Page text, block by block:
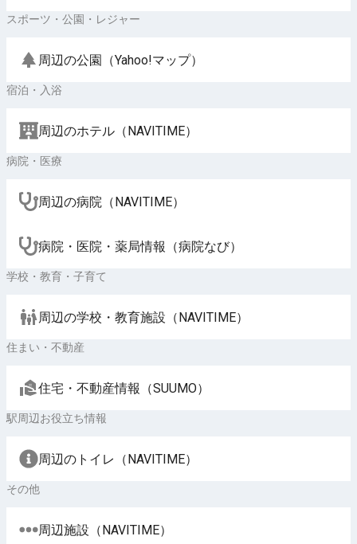
スポーツ・公園・レジャー
周辺の公園（Yahoo!マップ）
宿泊・入浴
周辺のホテル（NAVITIME）
病院・医療
周辺の病院（NAVITIME）
病院・医院・薬局情報（病院なび）
学校・教育・子育て
周辺の学校・教育施設（NAVITIME）
住まい・不動産
住宅・不動産情報（SUUMO）
駅周辺お役立ち情報
周辺のトイレ（NAVITIME）
その他
周辺施設（NAVITIME）